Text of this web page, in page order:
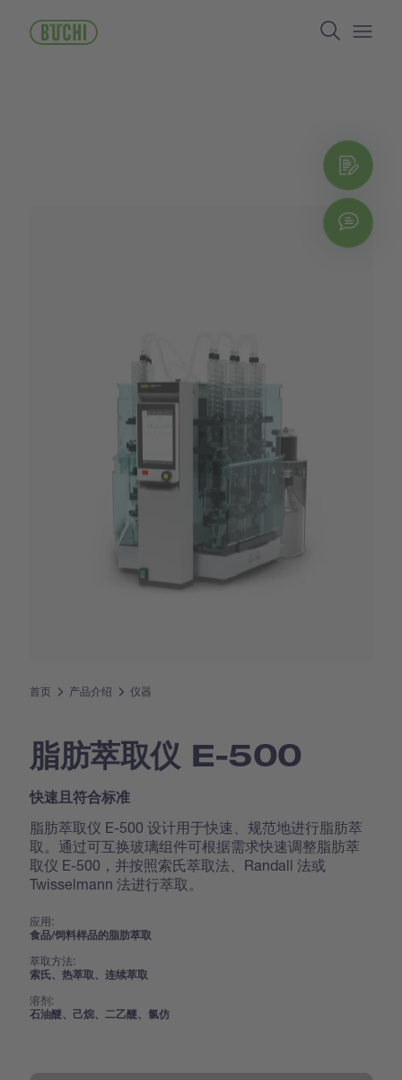
Search
首页 产品介绍 仪器
脂肪萃取仪 E-500
快速且符合标准
脂肪萃取仪 E-500 设计用于快速、规范地进行脂肪萃
取。通过可互换玻璃组件可根据需求快速调整脂肪萃
取仪 E-500，并按照索氏萃取法、Randall 法或
Twisselmann 法进行萃取。
应用:
食品/饲料样品的脂肪萃取
萃取方法:
索氏、热萃取、连续萃取
溶剂:
石油醚、己烷、二乙醚、氯仿